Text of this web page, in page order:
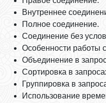
Внутреннее
Полное соединение.
Соединение без
Особенности работы
Объединение в
Сортировка в
Группировка в
Использование